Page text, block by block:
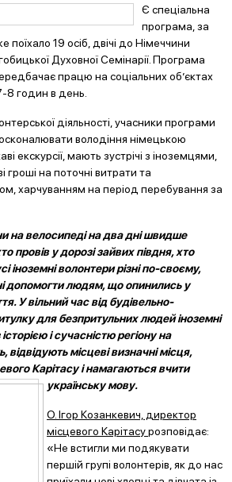
Є спеціальна
програма, за
19 осіб, двічі до Німеччини
Духовної Семінарії. Програма
працю на соціальних об’єктах
8 годин в день.
діяльності, учасники програми
володіння німецькою
екскурсії, мають зустрічі з іноземцями,
на поточні витрати та
харчуванням на період перебування за
на велосипеді на два дні швидше
провів у дорозі зайвих півдня, хто
іноземні волонтери різні по-своєму,
допомогти людям, що опинились у
У вільний час від будівельно-
для безпритульних людей іноземні
і сучасністю регіону на
місцеві визначні місця,
Карітасу і намагаються вчити
українську мову.
О. Ігор Козанкевич, директор
місцевого Карітасурозповідає:
«Не встигли ми подякувати
першій групі волонтерів, як до нас